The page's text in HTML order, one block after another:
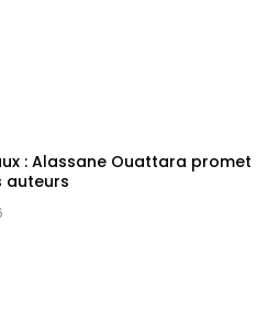
: Alassane Ouattara promet
auteurs